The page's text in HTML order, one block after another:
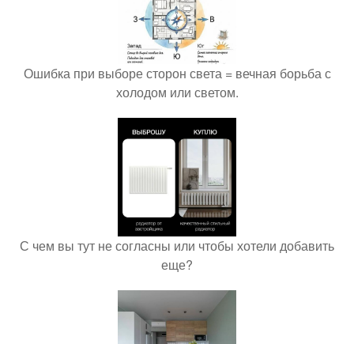
Ошибка при выборе сторон света = вечная борьба с
холодом или светом.
С чем вы тут не согласны или чтобы хотели добавить
еще?